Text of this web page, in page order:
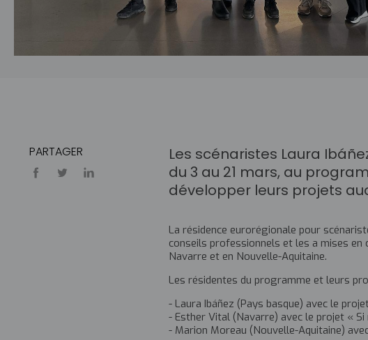
PARTAGER
Les scénaristes Laura
du 3 au 21 mars, au
développer leurs projets
La résidence eurorégionale pour
conseils professionnels et les a mises en
Navarre et en Nouvelle-Aquitaine.
Les résidentes du programme et leurs
- Laura Ibáñez (Pays basque) avec le
- Esther Vital (Navarre) avec le projet «
- Marion Moreau (Nouvelle-Aquitaine)